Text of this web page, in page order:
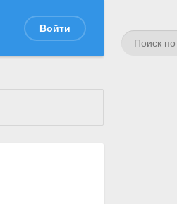
Войти